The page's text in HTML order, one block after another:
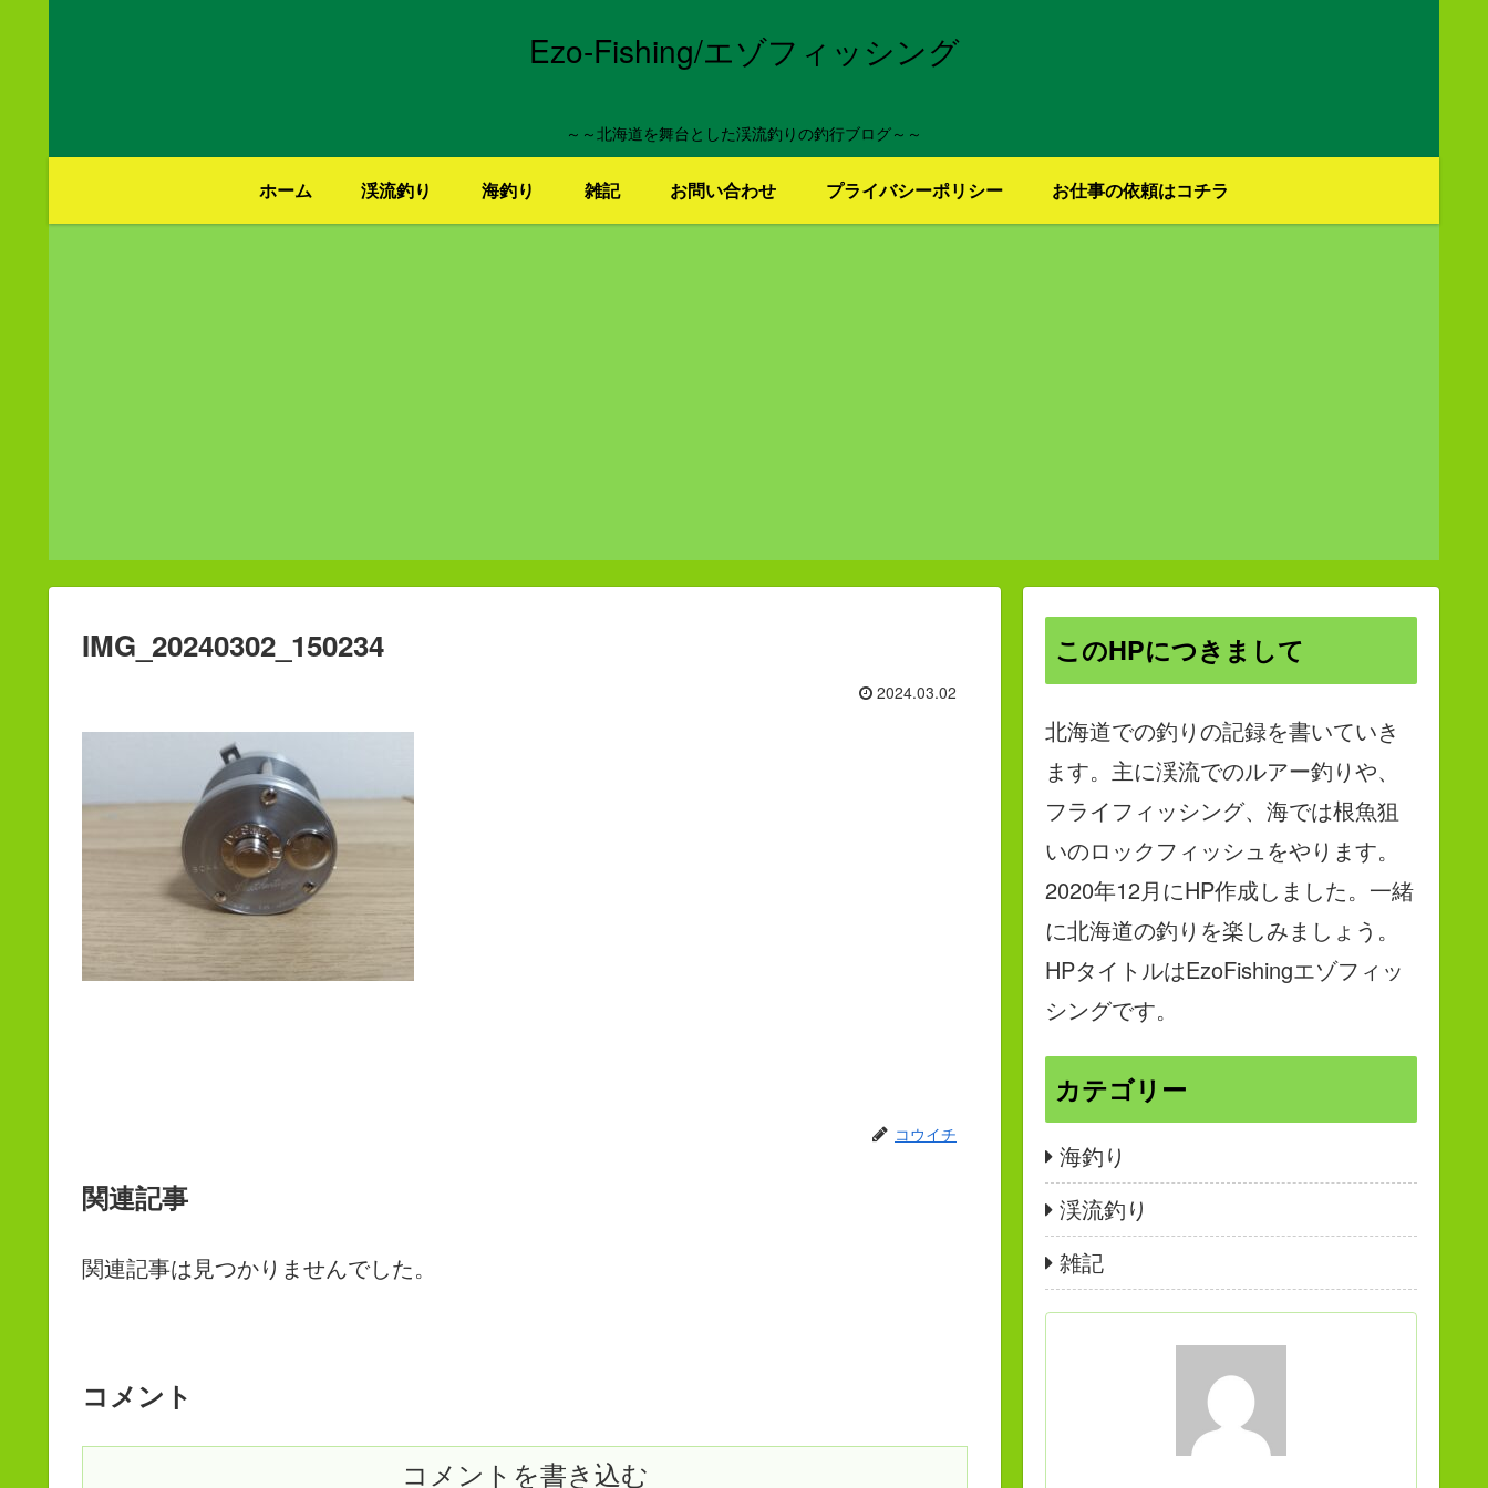
Ezo-Fishing/エゾフィッシング
～～北海道を舞台とした渓流釣りの釣行ブログ～～
ホーム 渓流釣り 海釣り 雑記 お問い合わせ プライバシーポリシー お仕事の依頼はコチラ
IMG_20240302_150234
2024.03.02
コウイチ
関連記事
関連記事は見つかりませんでした。
コメント
コメントを書き込む
このHPにつきまして
北海道での釣りの記録を書いていき
ます。主に渓流でのルアー釣りや、
フライフィッシング、海では根魚狙
いのロックフィッシュをやります。
2020年12月にHP作成しました。一緒
に北海道の釣りを楽しみましょう。
HPタイトルはEzoFishingエゾフィッ
シングです。
カテゴリー
海釣り
渓流釣り
雑記